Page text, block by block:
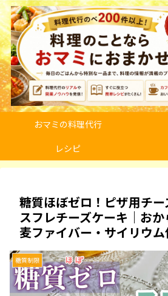
おマミの料理代行
レシピ
糖質ほぼゼロ！ピザ用チ
スフレチーズケーキ｜お
麦ファイバー・サイリウム
糖質制限